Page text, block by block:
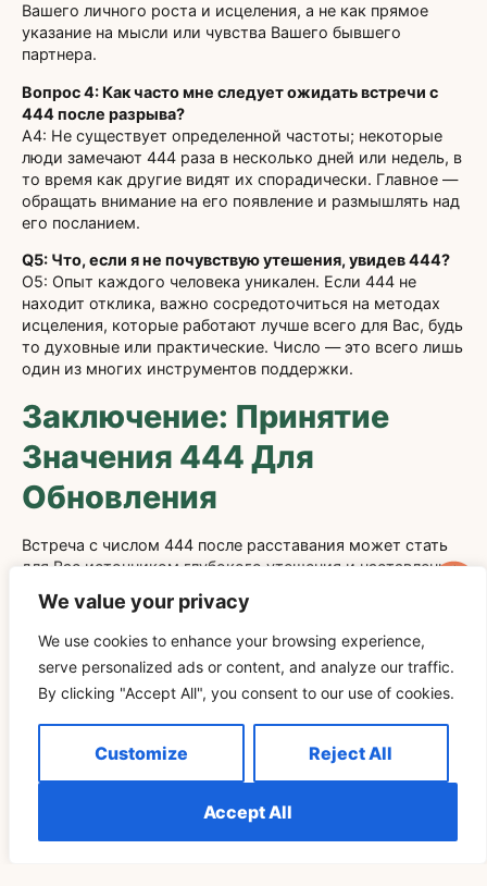
We value your privacy
We use cookies to enhance your browsing experience,
serve personalized ads or content, and analyze our traffic.
By clicking "Accept All", you consent to our use of cookies.
Customize Reject All
Accept All
Вашего личного роста и исцеления, а не как прямое
указание на мысли или чувства Вашего бывшего
партнера.
Вопрос 4: Как часто мне следует ожидать встречи с
444 после разрыва?
A4: Не существует определенной частоты; некоторые
люди замечают 444 раза в несколько дней или недель, в
то время как другие видят их спорадически. Главное —
обращать внимание на его появление и размышлять над
его посланием.
Q5: Что, если я не почувствую утешения, увидев 444?
О5: Опыт каждого человека уникален. Если 444 не
находит отклика, важно сосредоточиться на методах
исцеления, которые работают лучше всего для Вас, будь
то духовные или практические. Число — это всего лишь
один из многих инструментов поддержки.
Заключение: Принятие
Значения 444 Для
Обновления
Встреча с числом 444 после расставания может стать
для Вас источником глубокого утешения и наставления.
напоминание о том, что Вы получаете поддержку в
эмоциональных потрясениях, связанных с
расставанием. Поняв его глубокий смысл, Вы сможете
использовать 444 как маяк надежды и мотивацию для
исцеления, личностного роста и обновления.
путешествию, найти завершение в себе и открыть свое
сердце для новых начинаний. Как бы Вы ни
психологически, оно служит приглашением двигаться
вперед с уверенностью и изяществом. Принятие